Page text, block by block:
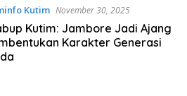
Kutim November 30, 2025
Kutim: Jambore Jadi Ajang
Karakter Generasi